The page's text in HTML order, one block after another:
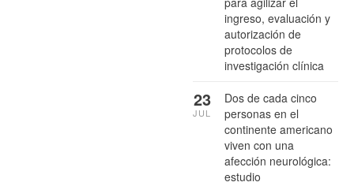
ingreso, evaluación y
autorización de
protocolos de
investigación clínica
Dos de cada cinco
personas en el
continente americano
viven con una
afección neurológica:
estudio
23
JUL